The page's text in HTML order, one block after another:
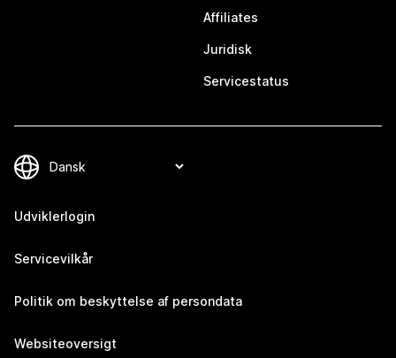
Affiliates
Juridisk
Servicestatus
Udviklerlogin
Servicevilkår
Politik om beskyttelse af persondata
Websiteoversigt